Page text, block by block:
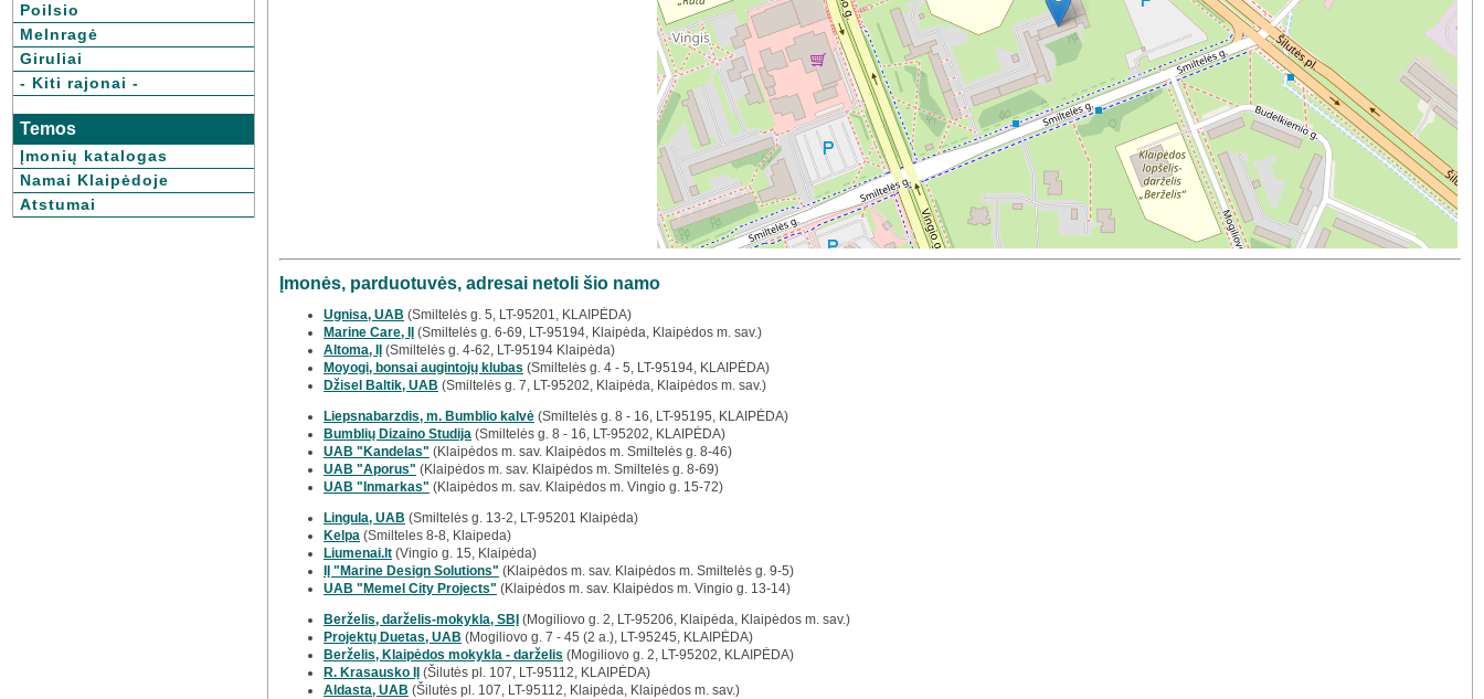
Poilsio
Melnragė
Giruliai
- Kiti rajonai -
Temos
Įmonių katalogas
Namai Klaipėdoje
Atstumai
Įmonės, parduotuvės, adresai netoli šio namo
Ugnisa, UAB (Smiltelės g. 5, LT-95201, KLAIPĖDA)
Marine Care, IĮ
(Smiltelės g. 6-69, LT-95194, Klaipėda, Klaipėdos m. sav.)
Altoma, IĮ
(Smiltelės g. 4-62, LT-95194 Klaipėda)
Moyogi, bonsai augintojų klubas (Smiltelės g. 4 - 5, LT-95194, KLAIPĖDA)
Džisel Baltik, UAB (Smiltelės g. 7, LT-95202, Klaipėda, Klaipėdos m. sav.)
Liepsnabarzdis, m. Bumblio kalvė (Smiltelės g. 8 - 16, LT-95195, KLAIPĖDA)
Bumblių Dizaino Studija (Smiltelės g. 8 - 16, LT-95202, KLAIPĖDA)
UAB "Kandelas" (Klaipėdos m. sav. Klaipėdos m. Smiltelės g. 8-46)
UAB "Aporus" (Klaipėdos m. sav. Klaipėdos m. Smiltelės g. 8-69)
UAB "Inmarkas" (Klaipėdos m. sav. Klaipėdos m. Vingio g. 15-72)
Lingula, UAB (Smiltelės g. 13-2, LT-95201 Klaipėda)
Kelpa (Smilteles 8-8, Klaipeda)
Liumenai.lt (Vingio g. 15, Klaipėda)
IĮ "Marine Design Solutions" (Klaipėdos m. sav. Klaipėdos m. Smiltelės g. 9-5)
UAB "Memel City Projects" (Klaipėdos m. sav. Klaipėdos m. Vingio g. 13-14)
Berželis, darželis-mokykla, SBĮ (Mogiliovo g. 2, LT-95206, Klaipėda, Klaipėdos m. sav.)
Projektų Duetas, UAB (Mogiliovo g. 7 - 45 (2 a.), LT-95245, KLAIPĖDA)
Berželis, Klaipėdos mokykla - darželis (Mogiliovo g. 2, LT-95202, KLAIPĖDA)
R. Krasausko IĮ
(Šilutės pl. 107, LT-95112, KLAIPĖDA)
Aldasta, UAB (Šilutės pl. 107, LT-95112, Klaipėda, Klaipėdos m. sav.)